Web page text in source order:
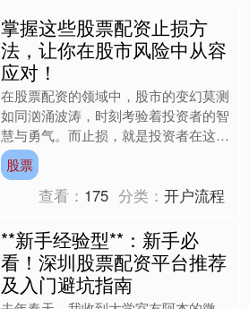
掌握这些股票配资止损方
法，让你在股市风险中从容
应对！
在股票配资的领域中，股市的变幻莫测
如同汹涌波涛，时刻考验着投资者的智
慧与勇气。而止损，就是投资者在这片
波涛中保障自身安全的“救生圈”。掌握
有效的股票配资止损方法....
股票
查看： 175 分类：开户流程
**新手经验型**：新手必
看！深圳股票配资平台推荐
及入门避坑指南